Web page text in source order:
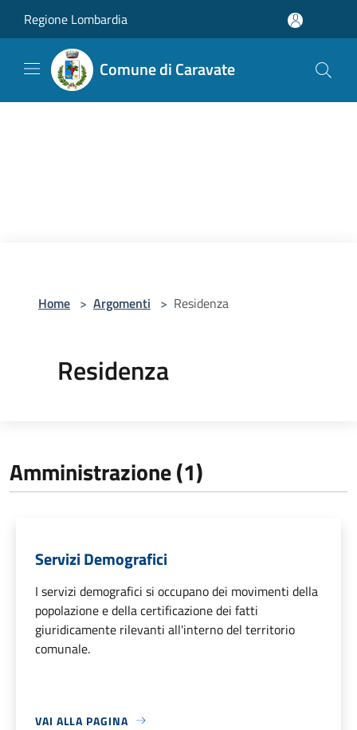
Regione Lombardia
Comune di Caravate
Home > Argomenti > Residenza
Residenza
Amministrazione (1)
Servizi Demografici
I servizi demografici si occupano dei movimenti della
popolazione e della certificazione dei fatti
giuridicamente rilevanti all'interno del territorio
comunale.
VAI ALLA PAGINA